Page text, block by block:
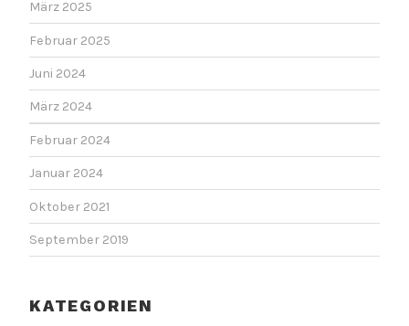
März 2025
Februar 2025
Juni 2024
März 2024
Februar 2024
Januar 2024
Oktober 2021
September 2019
KATEGORIEN